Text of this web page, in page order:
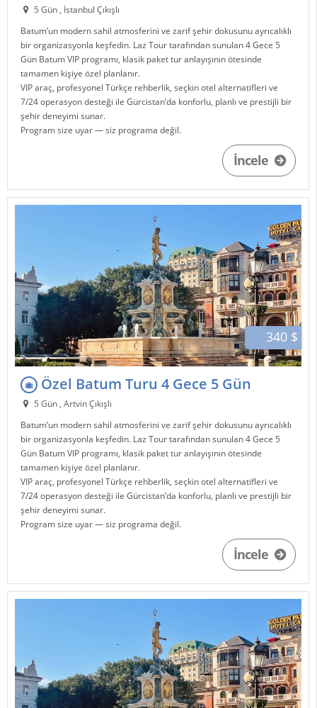
5 Gün , İstanbul Çıkışlı
Batum’un modern sahil atmosferini ve zarif şehir dokusunu ayrıcalıklı
bir organizasyonla keşfedin. Laz Tourtarafından sunulan 4 Gece 5
Gün Batum VIP programı, klasik paket tur anlayışının ötesinde
tamamen kişiye özel planlanır.
VIP araç, profesyonel Türkçe rehberlik, seçkin otel alternatifleri ve
7/24 operasyon desteği ileGürcistan’da konforlu, planlı ve prestijli bir
şehir deneyimi sunar.
Program size uyar — siz programa değil.
İncele
340 $
Özel Batum Turu 4 Gece 5 Gün
5 Gün , Artvin Çıkışlı
Batum’un modern sahil atmosferini ve zarif şehir dokusunu ayrıcalıklı
bir organizasyonla keşfedin. Laz Tourtarafından sunulan 4 Gece 5
Gün Batum VIP programı, klasik paket tur anlayışının ötesinde
tamamen kişiye özel planlanır.
VIP araç, profesyonel Türkçe rehberlik, seçkin otel alternatifleri ve
7/24 operasyon desteği ileGürcistan’da konforlu, planlı ve prestijli bir
şehir deneyimi sunar.
Program size uyar — siz programa değil.
İncele